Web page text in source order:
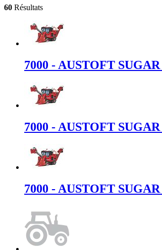
60 Résultats
7000 - AUSTOFT
7000 - AUSTOFT
7000 - AUSTOFT